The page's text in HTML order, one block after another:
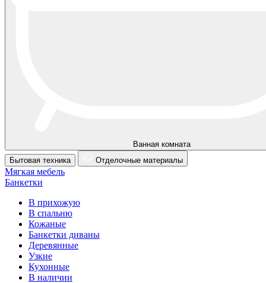
Ванная комната
Бытовая техника
Отделочные материалы
Мягкая мебель
Банкетки
В прихожую
В спальню
Кожаные
Банкетки диваны
Деревянные
Узкие
Кухонные
В наличии